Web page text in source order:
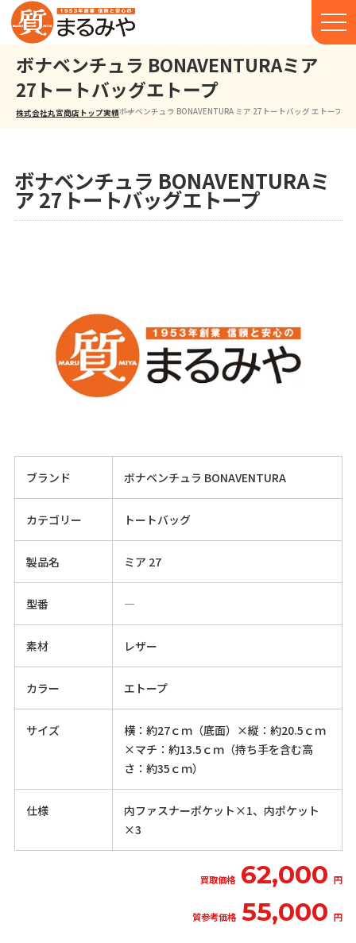
ボナベンチュラ BONAVENTURAミア
27トートバッグエトープ
株式会社丸宮商店トップ⁩実績ボナベンチュラ BONAVENTURA ミア 27 トートバッグ エトープ
ボナベンチュラ BONAVENTURAミ
ア 27トートバッグエトープ
ブランド ボナベンチュラ BONAVENTURA
カテゴリー トートバッグ
製品名 ミア 27
型番 ―
素材 レザー
カラー エトープ
サイズ
横：約27ｃｍ（底面）×縦：約20.5ｃｍ
×マチ：約13.5ｃｍ（持ち手を含む高
さ：約35ｃｍ）
仕様
内ファスナーポケット×1、内ポケット
×3
買取価格 62,000 円
質参考価格 55,000 円